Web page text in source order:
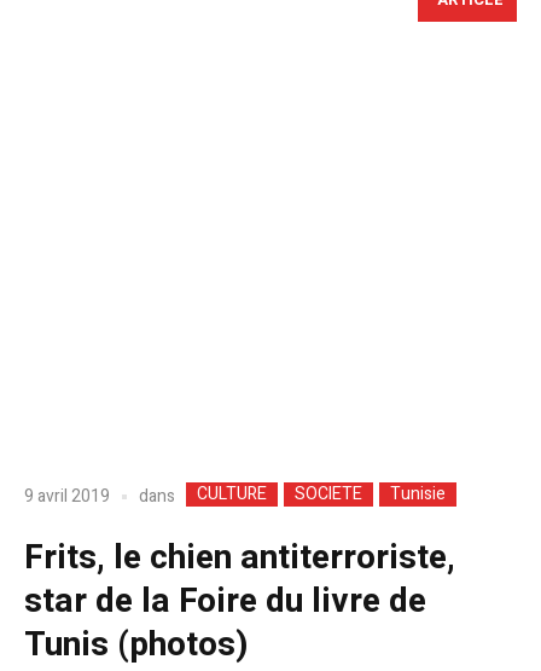
9 avril 2019 dans CULTURE SOCIETE Tunisie
Frits, le chien antiterroriste,
star de la Foire du livre de
Tunis (photos)